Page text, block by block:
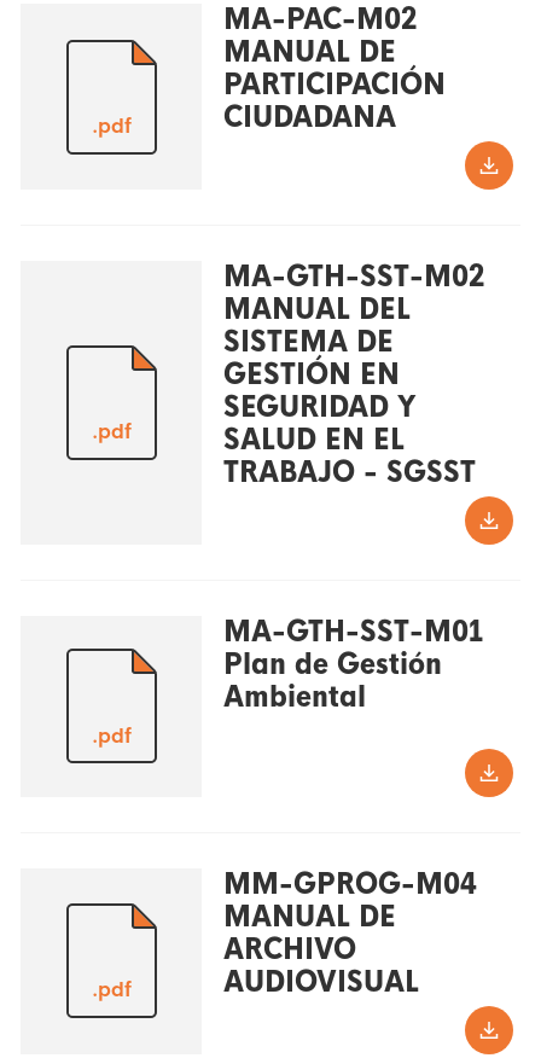
.pdf
MA-PAC-M02
MANUAL DE
PARTICIPACIÓN
CIUDADANA
.pdf
MA-GTH-SST-M02
MANUAL DEL
SISTEMA DE
GESTIÓN EN
SEGURIDAD Y
SALUD EN EL
TRABAJO - SGSST
.pdf
MA-GTH-SST-M01
Plan de Gestión
Ambiental
.pdf
MM-GPROG-M04
MANUAL DE
ARCHIVO
AUDIOVISUAL